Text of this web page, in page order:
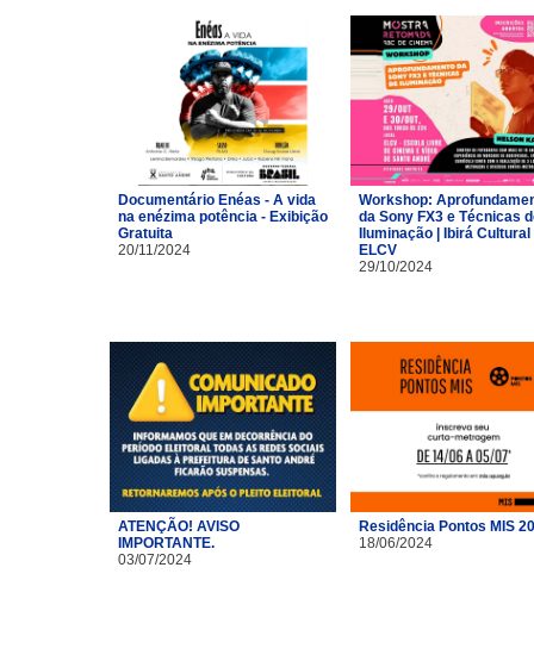
Documentário Enéas - A vida
na enézima potência - Exibição
Gratuita
20/11/2024
Workshop:
da Sony FX3 e Técnicas
Iluminação | Ibirá Cultural
ELCV
29/10/2024
ATENÇÃO! AVISO
IMPORTANTE.
03/07/2024
Residência Pontos MIS
18/06/2024